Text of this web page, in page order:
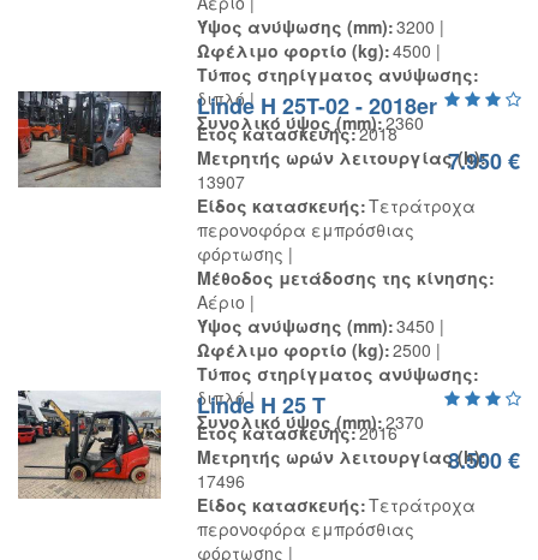
Ύψος ανύψωσης (mm) 3200
Ωφέλιμο φορτίο (kg) 4500
Τύπος στηρίγματος ανύψωσης
διπλό
Συνολικό ύψος (mm) 2360
7.950 €
Linde H 25T-02 - 2018er
Έτος κατασκευής 2018
Μετρητής ωρών λειτουργίας (h)
13907
Είδος κατασκευής Τετράτροχα
περονοφόρα εμπρόσθιας
φόρτωσης
Μέθοδος μετάδοσης της κίνησης
Αέριο
Ύψος ανύψωσης (mm) 3450
Ωφέλιμο φορτίο (kg) 2500
Τύπος στηρίγματος ανύψωσης
διπλό
Συνολικό ύψος (mm) 2370
8.500 €
Linde H 25 T
Έτος κατασκευής 2016
Μετρητής ωρών λειτουργίας (h)
17496
Είδος κατασκευής Τετράτροχα
περονοφόρα εμπρόσθιας
φόρτωσης